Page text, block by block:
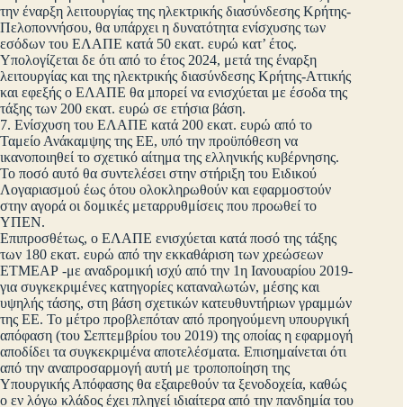
την έναρξη λειτουργίας της ηλεκτρικής διασύνδεσης Κρήτης-
Πελοποννήσου, θα υπάρχει η δυνατότητα ενίσχυσης των
εσόδων του ΕΛΑΠΕ κατά 50 εκατ. ευρώ κατ’ έτος.
Υπολογίζεται δε ότι από το έτος 2024, μετά της έναρξη
λειτουργίας και της ηλεκτρικής διασύνδεσης Κρήτης-Αττικής
και εφεξής ο ΕΛΑΠΕ θα μπορεί να ενισχύεται με έσοδα της
τάξης των 200 εκατ. ευρώ σε ετήσια βάση.
7. Ενίσχυση του ΕΛΑΠΕ κατά 200 εκατ. ευρώ από το
Ταμείο Ανάκαμψης της ΕΕ, υπό την προϋπόθεση να
ικανοποιηθεί το σχετικό αίτημα της ελληνικής κυβέρνησης.
Το ποσό αυτό θα συντελέσει στην στήριξη του Ειδικού
Λογαριασμού έως ότου ολοκληρωθούν και εφαρμοστούν
στην αγορά οι δομικές μεταρρυθμίσεις που προωθεί το
ΥΠΕΝ.
Επιπροσθέτως, ο ΕΛΑΠΕ ενισχύεται κατά ποσό της τάξης
των 180 εκατ. ευρώ από την εκκαθάριση των χρεώσεων
ΕΤΜΕΑΡ -με αναδρομική ισχύ από την 1η Ιανουαρίου 2019-
για συγκεκριμένες κατηγορίες καταναλωτών, μέσης και
υψηλής τάσης, στη βάση σχετικών κατευθυντήριων γραμμών
της ΕΕ. Το μέτρο προβλεπόταν από προηγούμενη υπουργική
απόφαση (του Σεπτεμβρίου του 2019) της οποίας η εφαρμογή
αποδίδει τα συγκεκριμένα αποτελέσματα. Επισημαίνεται ότι
από την αναπροσαρμογή αυτή με τροποποίηση της
Υπουργικής Απόφασης θα εξαιρεθούν τα ξενοδοχεία, καθώς
ο εν λόγω κλάδος έχει πληγεί ιδιαίτερα από την πανδημία του